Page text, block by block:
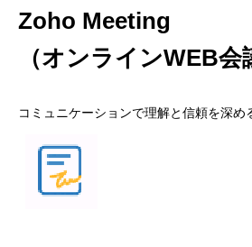
Zoho Meeting
（オンラインWEB会
コミュニケーションで理解と信頼を深め